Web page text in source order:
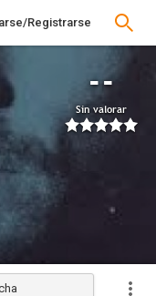
Registrarse
--
Sin valorar